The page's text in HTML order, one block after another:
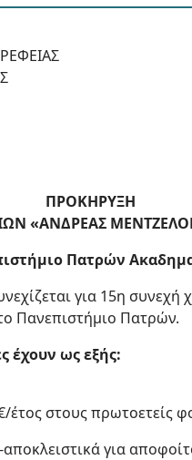
ΠΡΟΚΗΡΥΞΗ
«ΑΝΔΡΕΑΣ
Πατρών
για 15η
Πανεπιστήμιο Πατρών.
έχουν ως εξής:
στους πρωτοετείς
για